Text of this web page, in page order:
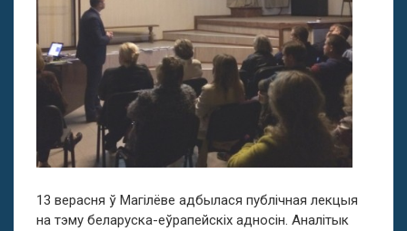
13 верасня ў Магілёве адбылася публічная лекцыя
на тэму беларуска-еўрапейскіх адносін. Аналітык